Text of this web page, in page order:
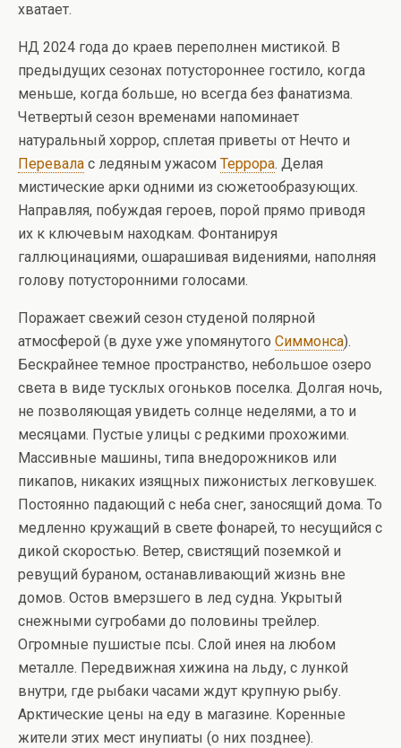
хватает.
НД 2024 года до краев переполнен мистикой. В
предыдущих сезонах потустороннее гостило, когда
меньше, когда больше, но всегда без фанатизма.
Четвертый сезон временами напоминает
натуральный хоррор, сплетая приветы от Нечто и
Перевала с ледяным ужасом Террора. Делая
мистические арки одними из сюжетообразующих.
Направляя, побуждая героев, порой прямо приводя
их к ключевым находкам. Фонтанируя
галлюцинациями, ошарашивая видениями, наполняя
голову потусторонними голосами.
Поражает свежий сезон студеной полярной
атмосферой (в духе уже упомянутого Симмонса).
Бескрайнее темное пространство, небольшое озеро
света в виде тусклых огоньков поселка. Долгая ночь,
не позволяющая увидеть солнце неделями, а то и
месяцами. Пустые улицы с редкими прохожими.
Массивные машины, типа внедорожников или
пикапов, никаких изящных пижонистых легковушек.
Постоянно падающий с неба снег, заносящий дома. То
медленно кружащий в свете фонарей, то несущийся с
дикой скоростью. Ветер, свистящий поземкой и
ревущий бураном, останавливающий жизнь вне
домов. Остов вмерзшего в лед судна. Укрытый
снежными сугробами до половины трейлер.
Огромные пушистые псы. Слой инея на любом
металле. Передвижная хижина на льду, с лункой
внутри, где рыбаки часами ждут крупную рыбу.
Арктические цены на еду в магазине. Коренные
жители этих мест инупиаты (о них позднее).